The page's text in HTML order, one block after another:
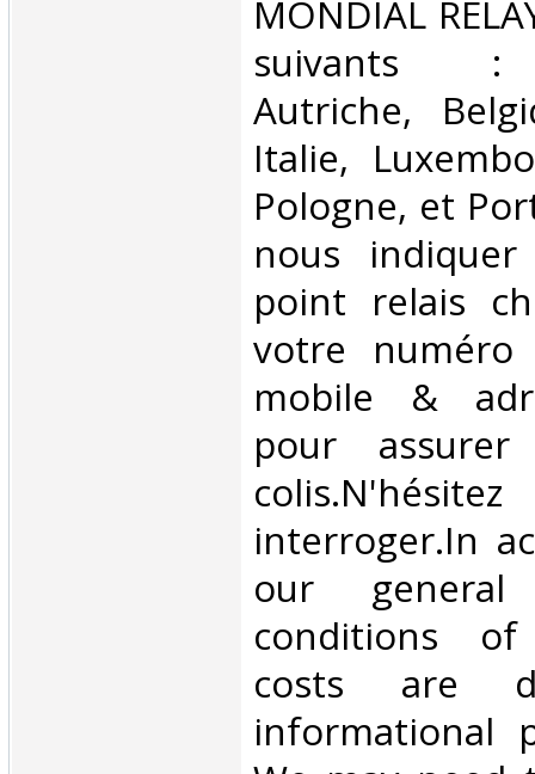
MONDIAL
suivants :
Autriche,
Italie,
Pologne, et
nous
point relais
votre numéro
mobile &
pour
interroger.In
our
conditions of
costs are
informational